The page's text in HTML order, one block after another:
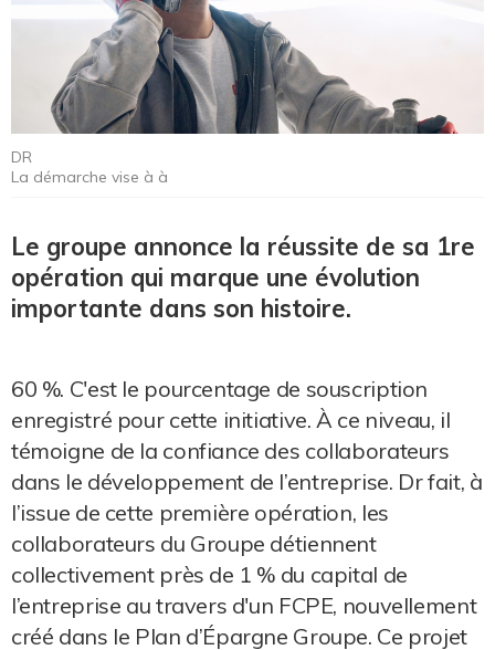
DR
La démarche vise à à
Le groupe annonce la réussite de sa 1re
opération qui marque une évolution
importante dans son histoire.
60 %. C'est le pourcentage de souscription
enregistré pour cette initiative. À ce niveau, il
témoigne de la confiance des collaborateurs
dans le développement de l’entreprise. Dr fait, à
l’issue de cette première opération, les
collaborateurs du Groupe détiennent
collectivement près de 1 % du capital de
l’entreprise au travers d'un FCPE, nouvellement
créé dans le Plan d’Épargne Groupe. Ce projet